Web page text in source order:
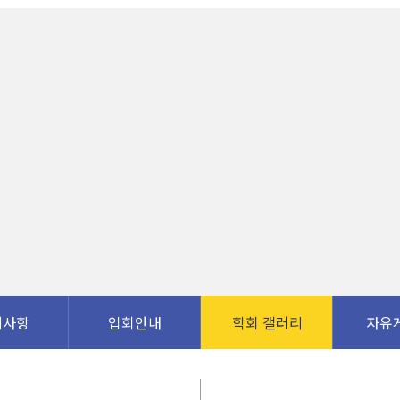
항 입회안내 학회 갤러리 자유